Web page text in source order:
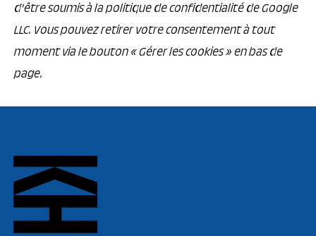
d'être soumis à la politique de confidentialité de Google
LLC. Vous pouvez retirer votre consentement à tout
moment via le bouton « Gérer les cookies » en bas de
page.